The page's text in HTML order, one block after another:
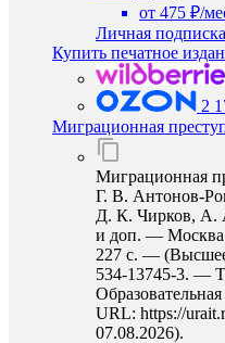
от 475 ₽/
Личная
Купить печатное
2
Миграционная
Миграционная
Г. В. Антонов-
Д. К. Чирков, А.
и доп. — Москва
227 с. —
534-13745-3. —
URL: https://
07.08.2026).